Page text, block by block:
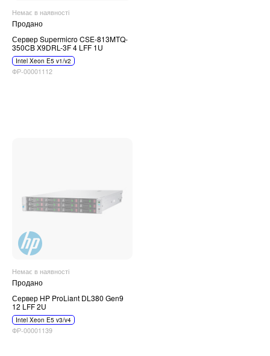
Немає в наявності
Продано
Сервер Supermicro CSE-813MTQ-
350CB X9DRL-3F 4 LFF 1U
Intel Xeon E5 v1/v2
ФР-00001112
Немає в наявності
Продано
Сервер HP ProLiant DL380 Gen9
12 LFF 2U
Intel Xeon E5 v3/v4
ФР-00001139